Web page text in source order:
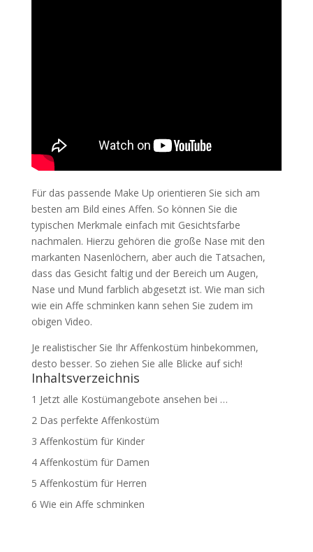
Für das passende Make Up orientieren Sie sich am
besten am Bild eines Affen. So können Sie die
typischen Merkmale einfach mit Gesichtsfarbe
nachmalen. Hierzu gehören die große Nase mit den
markanten Nasenlöchern, aber auch die Tatsachen,
dass das Gesicht faltig und der Bereich um Augen,
Nase und Mund farblich abgesetzt ist. Wie man sich
wie ein Affe schminken kann sehen Sie zudem im
obigen Video.
Je realistischer Sie Ihr Affenkostüm hinbekommen,
desto besser. So ziehen Sie alle Blicke auf sich!
Inhaltsverzeichnis
1 Jetzt alle Kostümangebote ansehen bei …
2Das perfekte Affenkostüm
3 Affenkostüm für Kinder
4Affenkostüm für Damen
5 Affenkostüm für Herren
6 Wie ein Affe schminken